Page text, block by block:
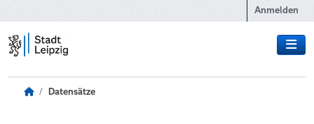
Anmelden
Datensätze